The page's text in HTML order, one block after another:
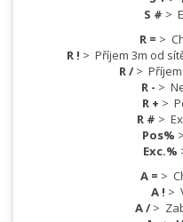
S # >
R = >
R ! > Příjem 3m od
R />
R - >
R + >
R # >
Pos% >
Exc.%
A = >
A ! >
A />